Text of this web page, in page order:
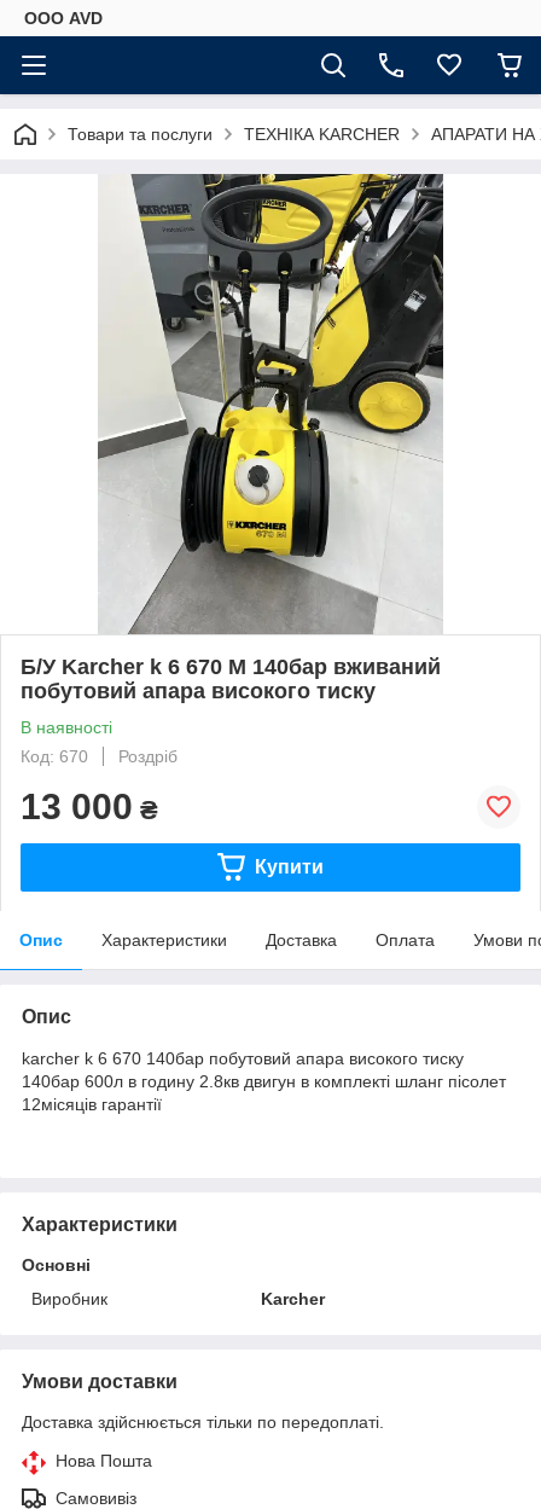
ООО AVD
Товари та послуги ТЕХНІКА KARCHER АПАРАТИ
Б/У Karcher k 6 670 М 140бар вживаний
побутовий апара високого тиску
В наявності
Код: 670
Роздріб
13 000 ₴
Купити
Опис Характеристики Доставка Оплата Умови
Опис
karcher k 6 670 140бар побутовий апара високого тиску
140бар 600л в годину 2.8кв двигун в комплекті шланг пісолет
12місяців гарантії
Характеристики
Основні
Виробник
Karcher
Умови доставки
Доставка здійснюється тільки по передоплаті.
Нова Пошта
Самовивіз